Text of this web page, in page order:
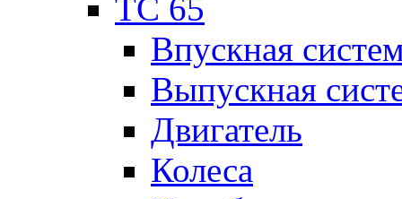
TC 65
Впускная
Выпускная
Двигатель
Колеса